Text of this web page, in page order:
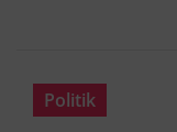
Politik